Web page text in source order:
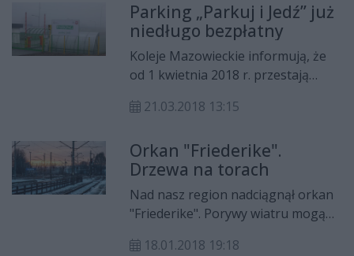
stacji w Dęblinie zakończył się
kolejny etap prac prowadzony
przez PKP PLK, w ramach
modernizacji trasy z Lublina do
Parking „Parkuj i Jedź” już
niedługo bezpłatny
Koleje Mazowieckie informują, że
od 1 kwietnia 2018 r. przestają
zasady funkcjonowania parkingów
zlokalizowane na stacjach: Błonie,
Brwinów, Celestynów, Mińsk
Mazowiecki, Ożarów Mazowiecki,
Radom, Siedlce, Teresin
Niepokalanów i Żyrardów.
21.03.2018 13:15
Orkan "Friederike".
Drzewa na torach
Nad nasz region nadciągnął orkan
"Friederike". Porywy wiatru mogą
pogoda może się utrzymać, aż do
18.01.2018 19:18